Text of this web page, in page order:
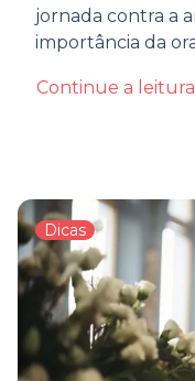
jornada contra a
importância da
Continue a leitura
Dicas